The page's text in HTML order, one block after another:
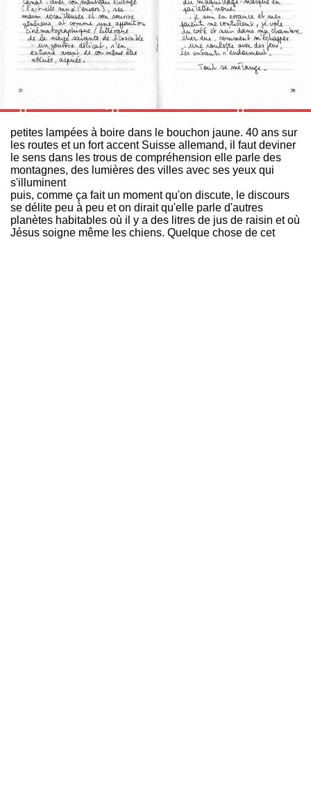
petites lampées à boire dans le bouchon jaune. 40 ans sur
les routes et un fort accent Suisse allemand, il faut deviner
le sens dans les trous de compréhension elle parle des
montagnes, des lumières des villes avec ses yeux qui
s'illuminent
puis, comme ça fait un moment qu'on discute, le discours
se délite peu à peu et on dirait qu'elle parle d'autres
planètes habitables où il y a des litres de jus de raisin et où
Jésus soigne même les chiens. Quelque chose de cet